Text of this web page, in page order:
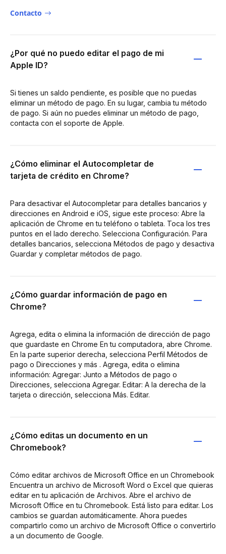
Contacto
¿Por qué no puedo editar el pago de mi
Apple ID?
Si tienes un saldo pendiente, es posible que no puedas
eliminar un método de pago. En su lugar, cambia tu método
de pago. Si aún no puedes eliminar un método de pago,
contacta con el soporte de Apple.
¿Cómo eliminar el Autocompletar de
tarjeta de crédito en Chrome?
Para desactivar el Autocompletar para detalles bancarios y
direcciones en Android e iOS, sigue este proceso: Abre la
aplicación de Chrome en tu teléfono o tableta. Toca los tres
puntos en el lado derecho. Selecciona Configuración. Para
detalles bancarios, selecciona Métodos de pago y desactiva
Guardar y completar métodos de pago.
¿Cómo guardar información de pago en
Chrome?
Agrega, edita o elimina la información de dirección de pago
que guardaste en Chrome En tu computadora, abre Chrome.
En la parte superior derecha, selecciona Perfil Métodos de
pago o Direcciones y más . Agrega, edita o elimina
información: Agregar: Junto a Métodos de pago o
Direcciones, selecciona Agregar. Editar: A la derecha de la
tarjeta o dirección, selecciona Más. Editar.
¿Cómo editas un documento en un
Chromebook?
Cómo editar archivos de Microsoft Office en un Chromebook
Encuentra un archivo de Microsoft Word o Excel que quieras
editar en tu aplicación de Archivos. Abre el archivo de
Microsoft Office en tu Chromebook. Está listo para editar. Los
cambios se guardan automáticamente. Ahora puedes
compartirlo como un archivo de Microsoft Office o convertirlo
a un documento de Google.